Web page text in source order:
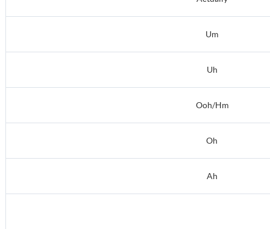
Um
Uh
Ooh/Hm
Oh
Ah